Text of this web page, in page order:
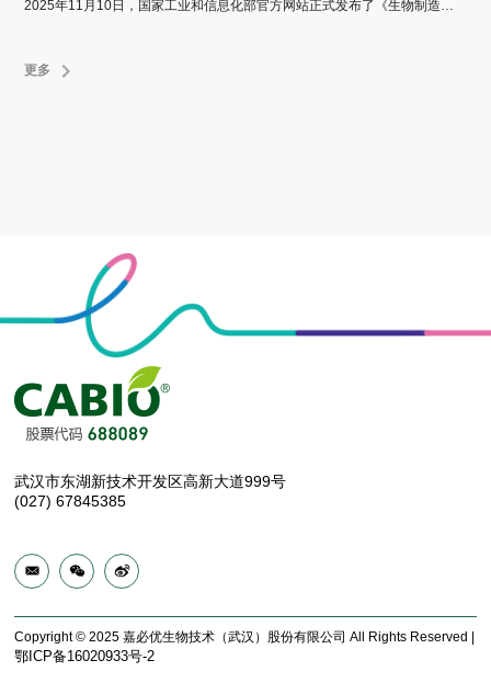
更多
武汉市东湖新技术开发区高新大道999号
(027) 67845385
Copyright © 2025 嘉必优生物技术（武汉）股份有限公司 All Rights Reserved |
鄂ICP备16020933号-2